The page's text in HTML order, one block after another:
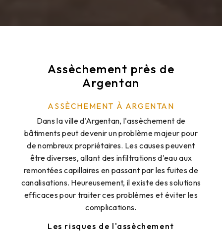
Assèchement près de
Argentan
ASSÈCHEMENT À ARGENTAN
Dans la ville d'Argentan, l'assèchement de
bâtiments peut devenir un problème majeur pour
de nombreux propriétaires. Les causes peuvent
être diverses, allant des infiltrations d'eau aux
remontées capillaires en passant par les fuites de
canalisations. Heureusement, il existe des solutions
efficaces pour traiter ces problèmes et éviter les
complications.
Les risques de l'assèchement